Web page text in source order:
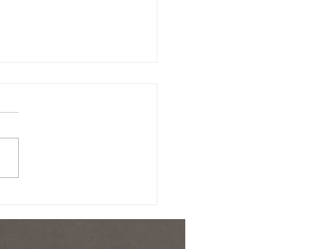
乗効果！？